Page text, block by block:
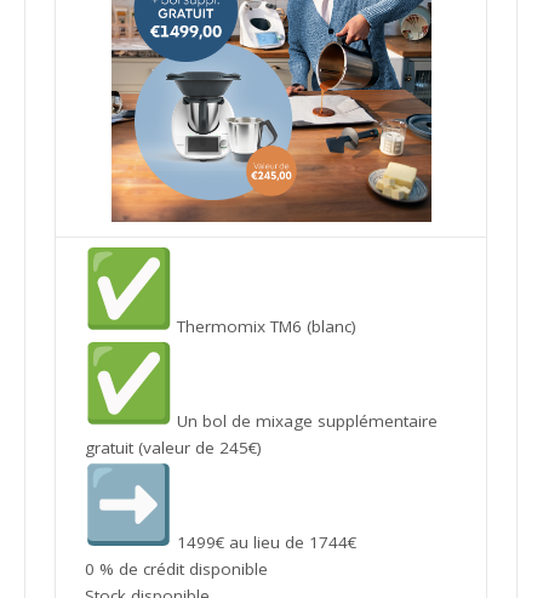
Thermomix TM6 (blanc)
Un bol de mixage supplémentaire
gratuit (valeur de 245€)
1499€ au lieu de 1744€
0 % de crédit disponible